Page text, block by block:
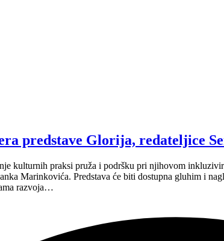
predstave Glorija, redateljice
kulturnih praksi pruža i podršku pri njihovom
Marinkovića. Predstava će biti dostupna gluhim i
razvoja…